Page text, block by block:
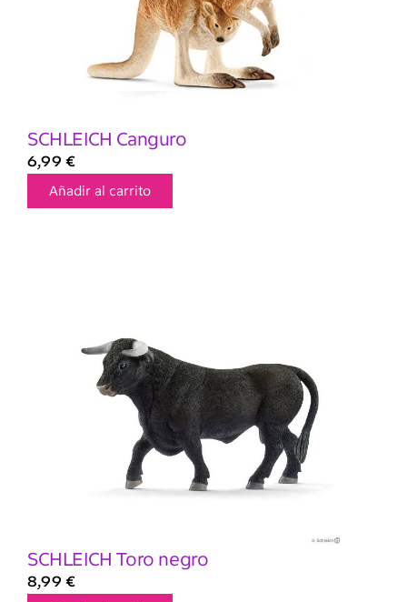
SCHLEICH Canguro
6,99 €
Añadir al carrito
SCHLEICH Toro negro
8,99 €